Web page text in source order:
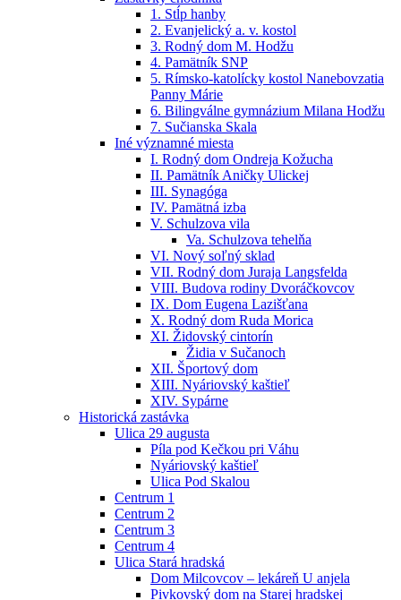
1. Stĺp hanby
2. Evanjelický a. v. kostol
3. Rodný dom M. Hodžu
4. Pamätník SNP
5. Rímsko-katolícky kostol Nanebovzatia
Panny Márie
6. Bilingválne gymnázium Milana Hodžu
7. Sučianska Skala
Iné významné miesta
I. Rodný dom Ondreja Kožucha
II. Pamätník Aničky Ulickej
III. Synagóga
IV. Pamätná izba
V. Schulzova vila
Va. Schulzova tehelňa
VI. Nový soľný sklad
VII. Rodný dom Juraja Langsfelda
VIII. Budova rodiny Dvoráčkovcov
IX. Dom Eugena Lazišťana
X. Rodný dom Ruda Morica
XI. Židovský cintorín
Židia v Sučanoch
XII. Športový dom
XIII. Nyáriovský kaštieľ
XIV. Sypárne
Historická zastávka
Ulica 29 augusta
Píla pod Kečkou pri Váhu
Nyáriovský kaštieľ
Ulica Pod Skalou
Centrum 1
Centrum 2
Centrum 3
Centrum 4
Ulica Stará hradská
Dom Milcovcov – lekáreň U anjela
Pivkovský dom na Starej hradskej